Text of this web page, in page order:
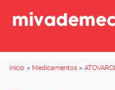
Inicio » Medicamentos »